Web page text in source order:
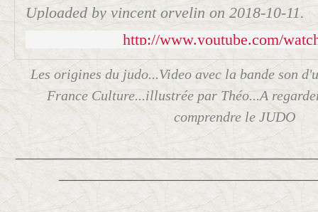
Uploaded by vincent orvelin on 2018-10-11.
http://www.youtube.com/
Les origines du judo...Video avec la bande son
France Culture...illustrée par Théo...A
comprendre le JUDO